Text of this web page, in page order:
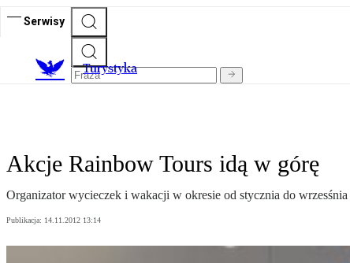
Serwisy
Turystyka
Akcje Rainbow Tours idą w górę
Organizator wycieczek i wakacji w okresie od stycznia do
Publikacja: 14.11.2012 13:14